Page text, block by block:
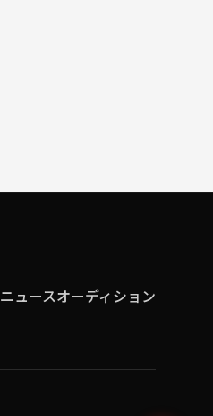
ニュースオーディション